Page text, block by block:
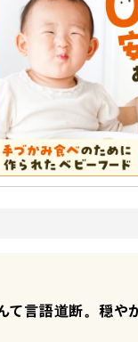
て言語道断。穏や